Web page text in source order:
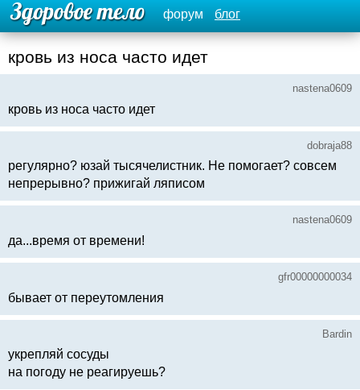
форум блог
кровь из носа часто идет
nastena0609
кровь из носа часто идет
dobraja88
регулярно? юзай тысячелистник. Не помогает? совсем
непрерывно? прижигай ляписом
nastena0609
да...время от времени!
gfr00000000034
бывает от переутомления
Bardin
укрепляй сосуды
на погоду не реагируешь?